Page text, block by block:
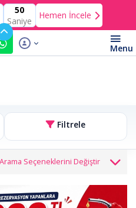
49
Saniye
Hemen İncele
Filtrele